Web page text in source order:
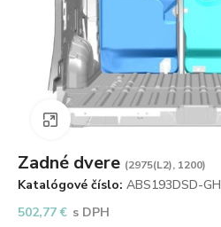
Zväčšiť obrázok
Zadné dvere (2975(L2), 1200)
Katalógové číslo: ABS193DSD-GH
502,77€ s DPH